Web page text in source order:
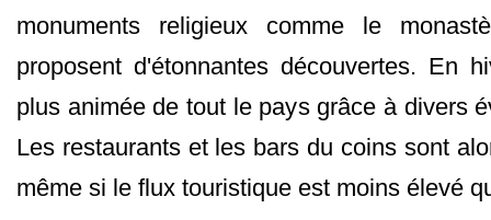
monuments religieux comme le
proposent d'étonnantes découvertes. En
plus animée de tout le pays grâce à divers
Les restaurants et les bars du coins sont
même si le flux touristique est moins élevé